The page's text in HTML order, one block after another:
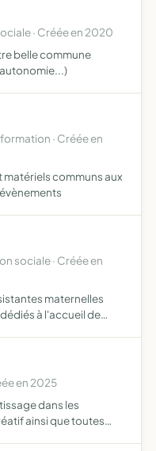
· Créée en 2020
belle commune
· Créée en
matériels communs aux
sociale · Créée en
maternelles
à l'accueil de
en 2025
dans les
ainsi que toutes